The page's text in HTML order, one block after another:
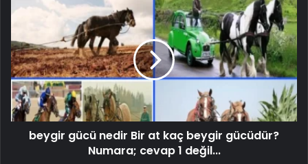
beygir gücü nedir Bir at kaç beygir gücüdür?
Numara; cevap 1 değil...